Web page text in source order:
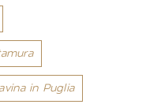
in Puglia